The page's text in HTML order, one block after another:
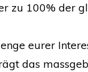
zu 100% der
eurer
das